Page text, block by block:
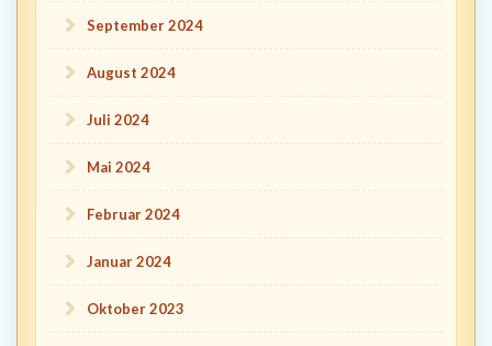
September 2024
August 2024
Juli 2024
Mai 2024
Februar 2024
Januar 2024
Oktober 2023